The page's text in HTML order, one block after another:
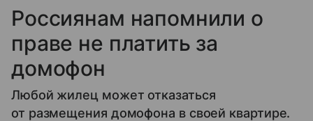
Россиянам напомнили о
праве не платить за
домофон
Любой жилец может отказаться
от размещения домофона в своей квартире.